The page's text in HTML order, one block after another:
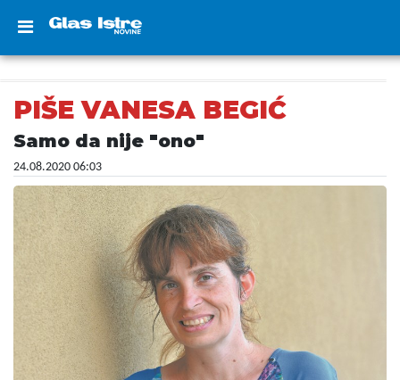
PIŠE VANESA BEGIĆ
Samo da nije "ono"
24.08.2020 06:03